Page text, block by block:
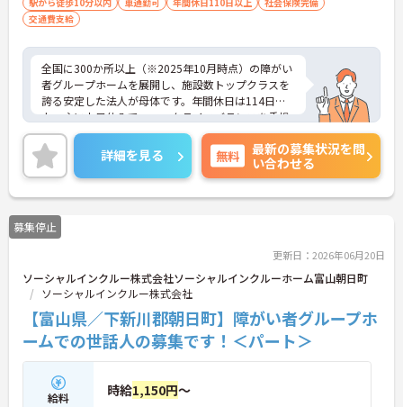
交通費支給
全国に300か所以上（※2025年10月時点）の障がい
者グループホームを展開し、施設数トップクラスを
誇る安定した法人が母体です。年間休日は114日以
上、主に土日休みで、ワークライフバランスを重視
した働き方が可能です。産前産後・育児休暇制度も
あり、子育て世代も安心して働ける環境が整ってい
ます。一般社員研修や外部勉強会受講支援制度など
を通じて着実にスキルアップもできます。チームを
まとめ、メンバーの成長を後押しすることにやりが
いを感じる方、新しい挑戦に意欲的な方にぴったり
の職場です。ご興味のある方は詳細等をお伝えしま
詳細を見る 無料
最新の募集状況を問
い合わせる
募集停止
更新日：2026年06月20日
ソーシャルインクルー株式会社ソーシャルインクルーホーム富山朝日町
ソーシャルインクルー株式会社
【富山県／下新川郡朝日町】障がい者グループホ
ームでの世話人の募集です！＜パート＞
給料 時給1,150円～